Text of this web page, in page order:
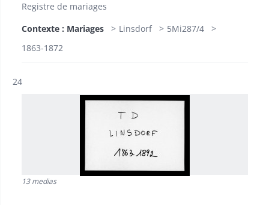
Registre de mariages
Contexte : Mariages
Linsdorf
5Mi287/4
1863-1872
Résultat n°
24
13 medias